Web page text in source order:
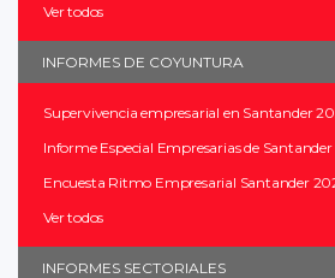
Ver todos
INFORMES DE COYUNTURA
Supervivencia empresarial en Santander
Informe Especial Empresarias de
Encuesta Ritmo Empresarial Santander
Ver todos
INFORMES SECTORIALES